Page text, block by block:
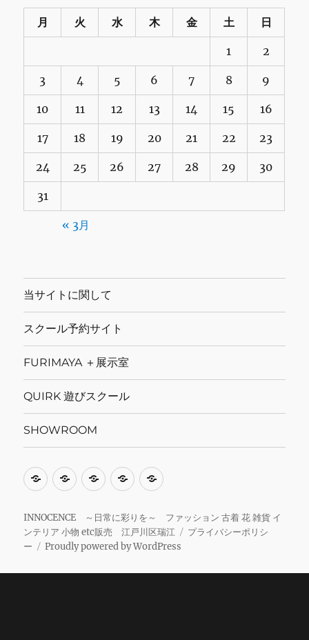
月 火 水 木 金 土 日
1 2
3 4 5 6 7 8 9
10 11 12 13 14 15 16
17 18 19 20 21 22 23
24 25 26 27 28 29 30
31
« 3月
当サイトに関して
スクール予約サイト
FURIMAYA ＋展示室
QUIRK 遊びスクール
SHOWROOM
当
イ
ト
に
関
ス
ー
ル
予
約
FURIMAYA
展
示
室
QUIRK
び
ス
ク
ー
SHOWROOM
INNOCENCE ～日常に彩りを～ ファッション 古着 花 雑貨 イ
ンテリア 小物 etc販売 江戸川区瑞江
プライバシーポリシ
ー
Proudly powered by WordPress